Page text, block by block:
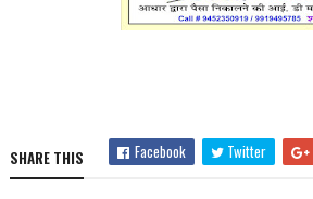
SHARE THIS Facebook Twitter